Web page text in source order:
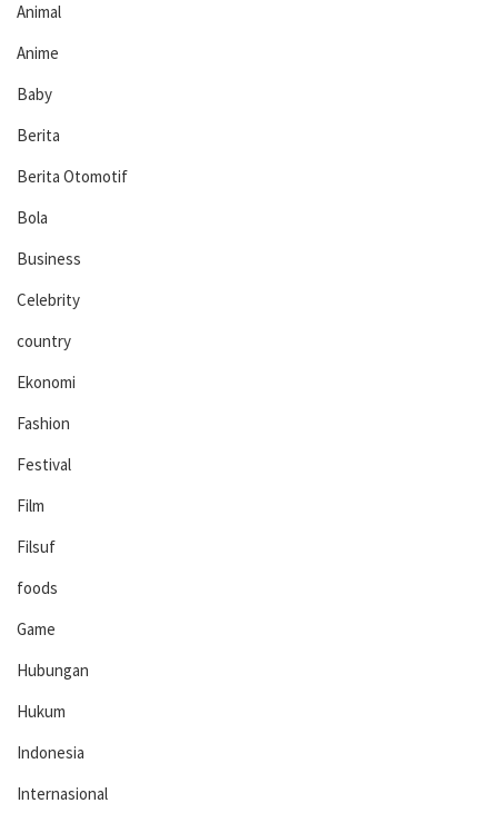
Animal
Anime
Baby
Berita
Berita Otomotif
Bola
Business
Celebrity
country
Ekonomi
Fashion
Festival
Film
Filsuf
foods
Game
Hubungan
Hukum
Indonesia
Internasional